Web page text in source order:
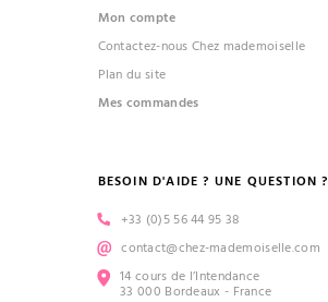
Mon compte
Contactez-nous Chez mademoiselle
Plan du site
Mes commandes
BESOIN D'AIDE ? UNE QUESTION ?
+33 (0)5 56 44 95 38
contact@chez-mademoiselle.com
14 cours de l’Intendance
33 000 Bordeaux - France